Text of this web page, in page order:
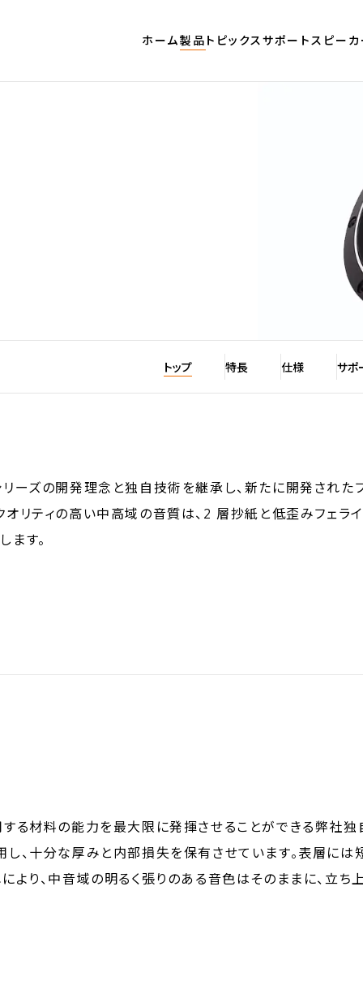
ホーム製品 トピックスサポートスピー
トップ 特長 仕様 サポ
ーズの開発理念と独自技術を継承し、新たに開発されたフ
オリティの高い中高域の音質は、2 層抄紙と低歪みフェ
ます。
る材料の能力を最大限に発揮させることができる弊社
し、十分な厚みと内部損失を保有させています。表層に
より、中音域の明るく張りのある音色はそのままに、立